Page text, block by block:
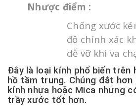
Nhược điểm :
Chống xước
độ chính xác
dễ vỡ khi va
Đây là loại kính phổ biến trên
hồ tầm trung. Chúng đắt
kính nhựa hoặc Mica nhưng
trầy xước tốt hơn.